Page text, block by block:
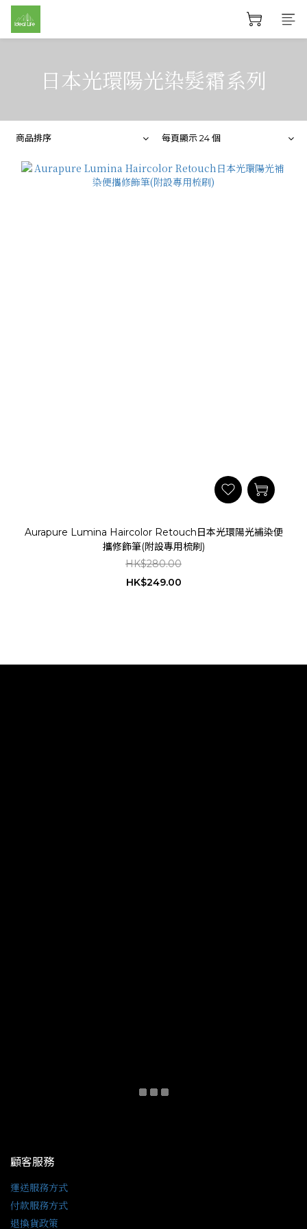
日本光環陽光染髮霜系列
商品排序 每頁顯示 24 個
Aurapure Lumina Haircolor Retouch日本光環陽光補染便
攜修飾筆(附設專用梳刷)
HK$280.00
HK$249.00
顧客服務
運送服務方式
付款服務方式
退換貨政策